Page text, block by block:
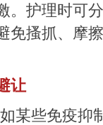
。护理时可
免搔抓、摩
让
些免疫抑